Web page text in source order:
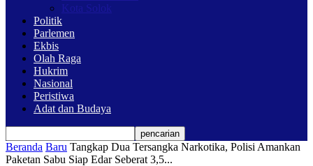
Kota Solok
Politik
Parlemen
Ekbis
Olah Raga
Hukrim
Nasional
Peristiwa
Adat dan Budaya
Beranda Baru Tangkap Dua Tersangka Narkotika, Polisi Amankan
Paketan Sabu Siap Edar Seberat 3,5...